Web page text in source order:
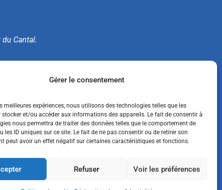
Gérer le consentement
meilleures expériences, nous utilisons des technologies telles que les
stocker et/ou accéder aux informations des appareils. Le fait de consentir à
nous permettra de traiter des données telles que le comportement de
les ID uniques sur ce site. Le fait de ne pas consentir ou de retirer son
peut avoir un effet négatif sur certaines caractéristiques et fonctions.
Refuser Voir les préférences
Cantal.
ACCESSIBILITÉ : NON CONFORME